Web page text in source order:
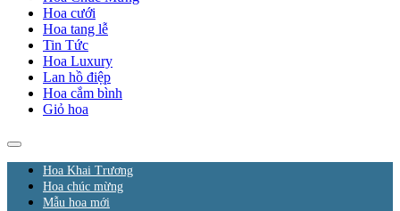
Hoa cưới
Hoa tang lễ
Tin Tức
Hoa Luxury
Lan hồ điệp
Hoa cắm bình
Giỏ hoa
Hoa Khai Trương
Hoa chúc mừng
Mẫu hoa mới